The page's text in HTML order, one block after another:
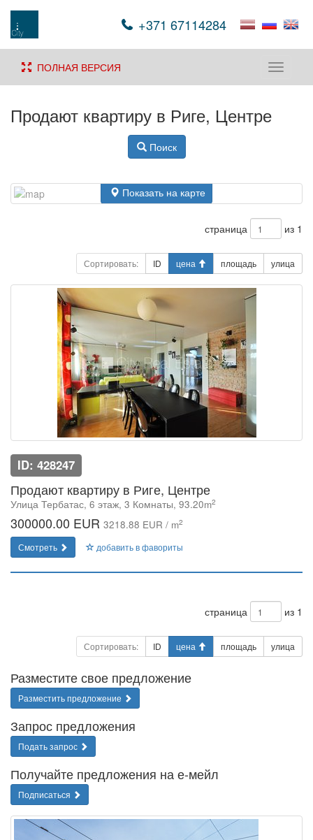
+371 67114284
Toggle
ПОЛНАЯ ВЕРСИЯ
Продают квартиру в Риге, Центре
Поиск
Показать на карте
страница из 1
Сортировать: ID цена площадь улица
ID: 428247
Продают квартиру в Риге, Центре
Улица Тербатас, 6 этаж, 3 Комнаты, 93.20m2
300000.00 EUR 3218.88 EUR / m2
Смотреть добавить в фавориты
страница из 1
Сортировать: ID цена площадь улица
Разместите свое предложение
Разместить предложение
Запрос предложения
Подать запрос
Получайте предложения на е-мейл
Подписаться